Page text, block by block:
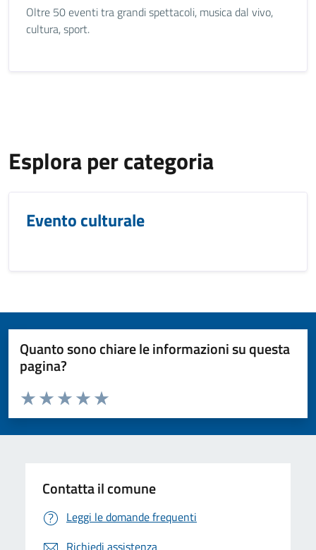
Oltre 50 eventi tra grandi spettacoli, musica dal vivo,
cultura, sport.
Esplora per categoria
Evento culturale
Quanto sono chiare le informazioni su questa
pagina?
Valuta da 1 a 5 stelle la pagina
Valuta 5 stelle su 5
Valuta 4 stelle su 5
Valuta 3 stelle su 5
Valuta 2 stelle su 5
Valuta 1 stelle su 5
Contatta il comune
Leggi le domande frequenti
Richiedi assistenza